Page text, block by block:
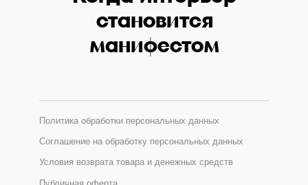
Условия возврата товара и денежных средств
Соглашение на обработку персональных данных
Политика обработки персональных данных
становится
манифестом